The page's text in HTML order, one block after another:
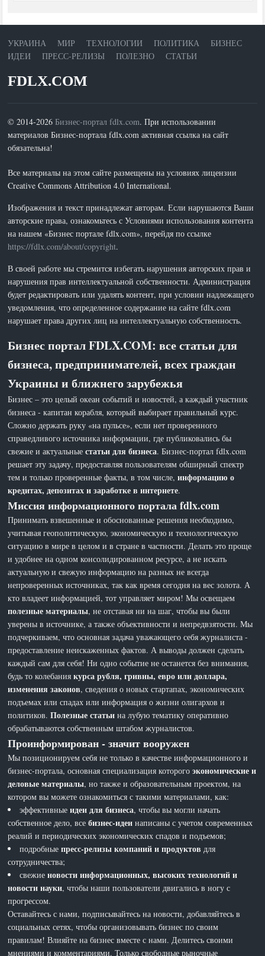
УКРАИНА МИР ТЕХНОЛОГИИ ПОЛИТИКА
БИЗНЕС
ИДЕИ
ПРЕСС-РЕЛИЗЫ ПОЛЕЗНО СТАТЬИ
FDLX.COM
© 2014-2026Бизнес-портал fdlx.com. При использовании
материалов Бизнес-портала fdlx.com активная ссылка на сайт
обязательна!
Все материалы на этом сайте размещены на условиях лицензии
Creative Commons Attribution 4.0 International.
Изображения и текст принадлежат авторам. Если нарушаются Ваши
авторские права, ознакомьтесь с Условиями использования контента
на нашем «Бизнес портале fdlx.com», перейдя по ссылке
https://fdlx.com/about/copyright.
В своей работе мы стремится избегать нарушения авторских прав и
нарушения прав интеллектуальной собственности. Администрация
будет редактировать или удалять контент, при условии надлежащего
уведомления, что определенное содержание на сайте fdlx.com
нарушает права других лиц на интеллектуальную собственность.
Бизнес портал FDLX.COM: все статьи для
бизнеса, предпринимателей, всех граждан
Украины и ближнего зарубежья
Бизнес – это целый океан событий и новостей, а каждый участник
бизнеса - капитан корабля, который выбирает правильный курс.
Сложно держать руку «на пульсе», если нет проверенного
справедливого источника информации, где публиковались бы
свежие и актуальныестатьи для бизнеса. Бизнес-портал fdlx.com
решает эту задачу, предоставляя пользователям обширный спектр
тем и только проверенные факты, в том числе,информацию о
кредитах, депозитах и заработке в интернете.
Миссия информационного портала fdlx.com
Принимать взвешенные и обоснованные решения необходимо,
учитывая геополитическую, экономическую и технологическую
ситуацию в мире в целом и в стране в частности. Делать это проще
и удобнее на одном консолидированном ресурсе, а не искать
актуальную и свежую информацию на разных не всегда
непроверенных источниках, так как время сегодня на вес золота. А
кто владеет информацией, тот управляет миром! Мы освещаем
полезные материалы, не отставая ни на шаг, чтобы вы были
уверены в источнике, а также объективности и непредвзятости. Мы
подчеркиваем, что основная задача уважающего себя журналиста -
предоставление неискаженных фактов. А выводы должен сделать
каждый сам для себя! Ни одно событие не останется без внимания,
будь то колебаниякурса рубля, гривны, евро или доллара,
изменения законов, сведения о новых стартапах, экономических
подъемах или спадах или информация о жизни олигархов и
политиков.Полезные статьи на лубую тематику оперативно
обрабатываются собственным штабом журналистов.
Проинформирован - значит вооружен
Мы позиционируем себя не только в качестве информационного и
бизнес-портала, основная специализация которогоэкономические и
деловые материалы, но также и образовательным проектом, на
котором вы можете ознакомиться с такими материалами, как:
эффективныеидеи для бизнеса, чтобы вы могли начать
собственное дело, всебизнес-идеи написаны с учетом современных
реалий и периодических экономических спадов и подъемов;
подробныепресс-релизы компаний и продуктов для
сотрудничества;
свежиеновости информационных, высоких технологий и
новости науки, чтобы наши пользователи двигались в ногу с
прогрессом.
Оставайтесь с нами, подписывайтесь на новости, добавляйтесь в
социальных сетях, чтобы организовывать бизнес по своим
правилам! Влияйте на бизнес вместе с нами. Делитесь своими
мнениями и комментариями. Только свободные рыночные